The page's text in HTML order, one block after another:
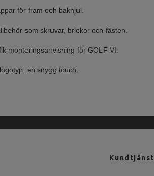
för fram och bakhjul.
som skruvar, brickor och fästen.
monteringsanvisning för GOLF VI.
en snygg touch.
Kundtjänst